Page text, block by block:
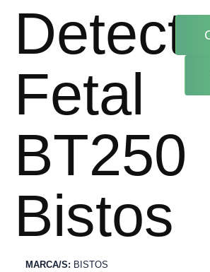
Fetal
BT250
Bistos
MARCA/S: BISTOS